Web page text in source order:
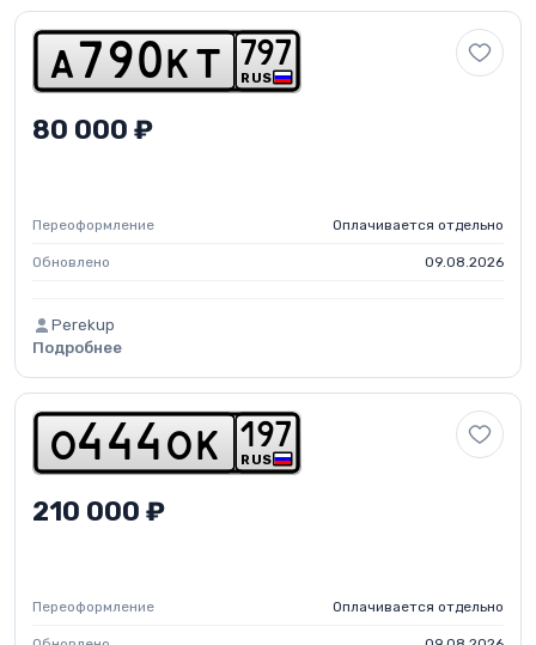
a 7 9 0 k t RUS
79 7
80 000 ₽
Переоформление Оплачивается отдельно
Обновлено 09.08.2026
Perekup
Подробнее
o4 4 4 o k RUS
1 9 7
210 000 ₽
Переоформление Оплачивается отдельно